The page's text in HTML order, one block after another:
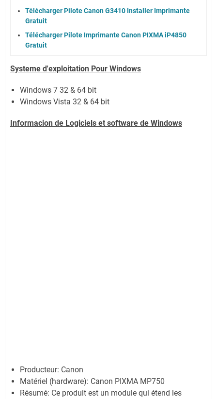
Télécharger Pilote Canon G3410 Installer Imprimante
Gratuit
Télécharger Pilote Imprimante Canon PIXMA iP4850
Gratuit
Systeme d'exploitation Pour Windows
Windows 7 32 & 64 bit
Windows Vista 32 & 64 bit
Informacion de Logiciels et software de Windows
Producteur: Canon
Matériel (hardware): Canon PIXMA MP750
Résumé: Ce produit est un module qui étend les